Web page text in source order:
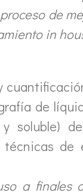
de
in
de
soluble) de
de
a finales